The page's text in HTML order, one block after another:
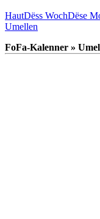
HautDëss WochDëse
Umellen
FoFa-Kalenner »